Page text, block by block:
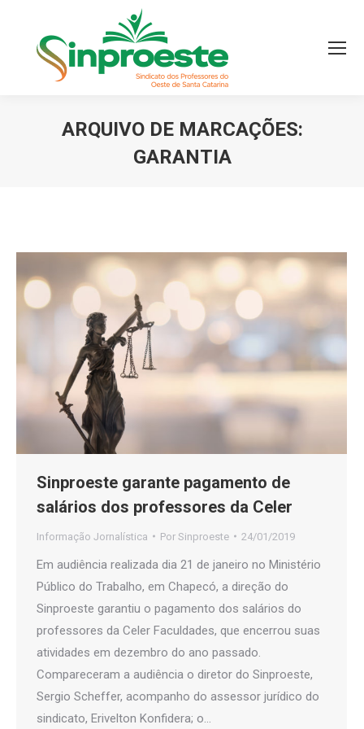
ARQUIVO DE MARCAÇÕES:
GARANTIA
Sinproeste garante pagamento de
salários dos professores da Celer
Informação Jornalística Por Sinproeste 24/01/2019
Em audiência realizada dia 21 de janeiro no Ministério
Público do Trabalho, em Chapecó, a direção do
Sinproeste garantiu o pagamento dos salários do
professores da Celer Faculdades, que encerrou suas
atividades em dezembro do ano passado.
Compareceram a audiência o diretor do Sinproeste,
Sergio Scheffer, acompanho do assessor jurídico do
sindicato, Erivelton Konfidera; o…